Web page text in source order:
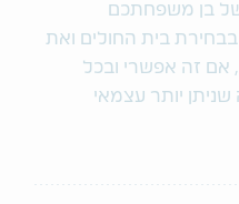
בן משפחתכם
בית החולים ואת
אם זה אפשרי ובכל
יותר עצמאי